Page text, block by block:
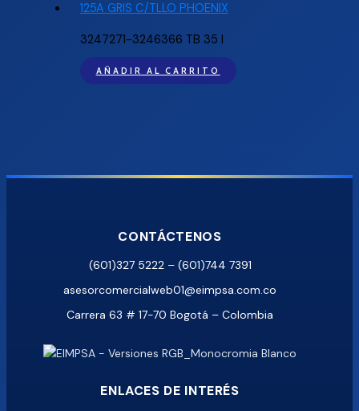
3247271-3246366 TB 35 I
AÑADIR AL CARRITO
CONTÁCTENOS
(601)327 5222 – (601)744 7391
asesorcomercialweb01@eimpsa.com.co
Carrera 63 # 17-70 Bogotá – Colombia
ENLACES DE INTERÉS